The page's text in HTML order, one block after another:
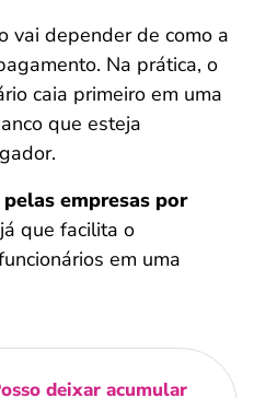
vai depender de como a
Na prática, o
caia primeiro em uma
que esteja
empresas por
que facilita o
em uma
deixar acumular